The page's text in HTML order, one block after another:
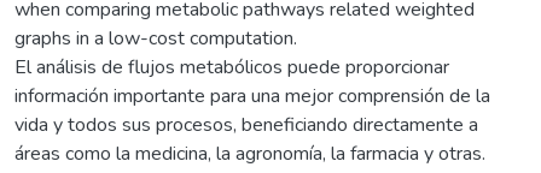
when comparing metabolic pathways related weighted
graphs in a low-cost computation.
El análisis de flujos metabólicos puede proporcionar
información importante para una mejor comprensión de la
vida y todos sus procesos, beneficiando directamente a
áreas como la medicina, la agronomía, la farmacia y otras.